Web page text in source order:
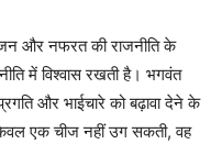
और नफरत की राजनीति के
में विश्वास रखती है। भगवंत
और भाईचारे को बढ़ावा देने के
एक चीज नहीं उग सकती, वह